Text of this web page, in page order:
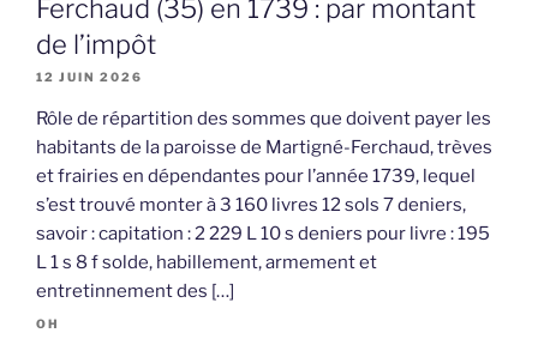
Ferchaud (35) en 1739 : par montant
de l’impôt
12 JUIN 2026
Rôle de répartition des sommes que doivent payer les
habitants de la paroisse de Martigné-Ferchaud, trèves
et frairies en dépendantes pour l’année 1739, lequel
s’est trouvé monter à 3 160 livres 12 sols 7 deniers,
savoir : capitation : 2 229 L 10 s deniers pour livre : 195
L 1 s 8 f solde, habillement, armement et
entretinnement des […]
OH